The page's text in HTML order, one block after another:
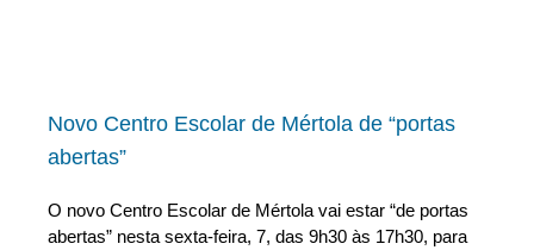
Novo Centro Escolar de Mértola de “portas
abertas”
O novo Centro Escolar de Mértola vai estar “de portas
abertas” nesta sexta-feira, 7, das 9h30 às 17h30, para